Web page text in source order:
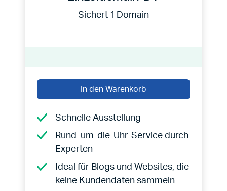
Sichert 1 Domain
In den Warenkorb
Schnelle Ausstellung
Rund-um-die-Uhr-Service durch
Experten
Ideal für Blogs und Websites, die
keine Kundendaten sammeln